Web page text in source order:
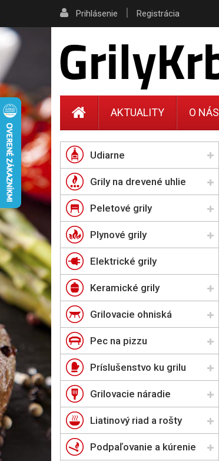
Udiarne
Grily na drevené uhlie
Peletové grily
Plynové grily
Elektrické grily
Keramické grily
Grilovacie ohniská
Pec na pizzu
Príslušenstvo ku grilu
Grilovacie náradie
Liatinový riad a rošty
Podpaľovanie a kúrenie
Prihlásenie | Registrácia
AKTUALITY O NÁS